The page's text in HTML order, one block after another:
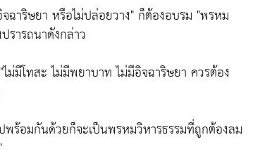
ฉาริษยา หรือไม่ปล่อยวาง" ก็ต้องอบรม "พรหม
รารถนาดังกล่าว
"ไม่มีโทสะ ไม่มีพยาบาท ไม่มีอิจฉาริษยา ควรต้อง
พร้อมกันด้วยก็จะเป็นพรหมวิหารธรรมที่ถูกต้องลม